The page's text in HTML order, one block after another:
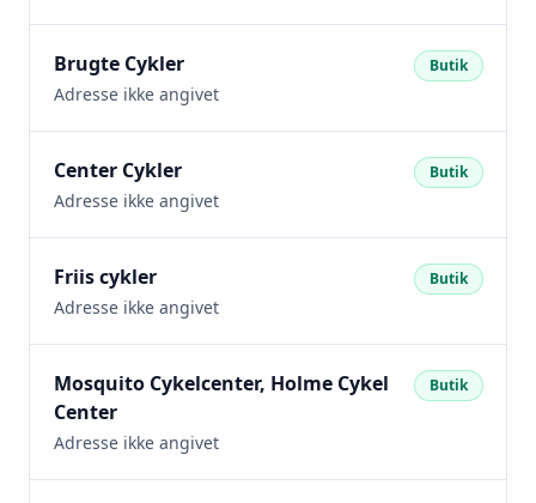
Brugte Cykler
Adresse ikke angivet
Butik
Center Cykler
Adresse ikke angivet
Butik
Friis cykler
Adresse ikke angivet
Butik
Mosquito Cykelcenter, Holme Cykel
Center
Adresse ikke angivet
Butik